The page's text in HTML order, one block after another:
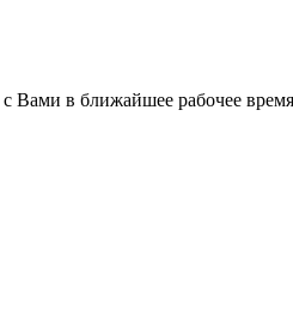
Вами в ближайшее рабочее